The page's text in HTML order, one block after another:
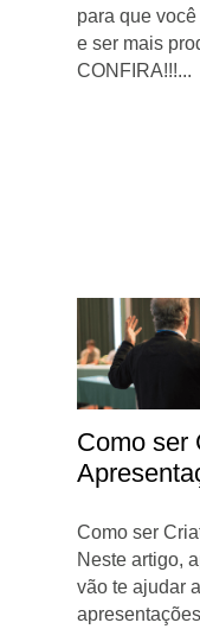
para que
e ser mais
CONFIRA!!!...
Como ser
Como ser
Neste artigo,
vão te ajudar